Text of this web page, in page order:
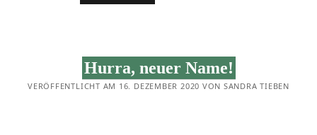
Hurra, neuer Name!
VERÖFFENTLICHT AM 16. DEZEMBER 2020 VON SANDRA TIEBEN